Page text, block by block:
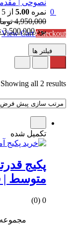
0
Subtotal 0 تومان
View CartCheckout
نصوحی |
نمره 5.00 از 5
4,950,000
بود.3,500,000
فیلتر ها
Showing all 2 results
تکمیل شده
پکیج
متوسط |
0 (0)